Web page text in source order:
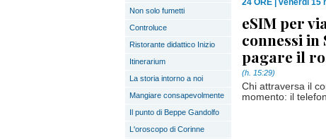
Non solo fumetti
Controluce
Ristorante didattico Inizio
Itinerarium
La storia intorno a noi
Mangiare consapevolmente
Il punto di Beppe Gandolfo
L'oroscopo di Corinne
24 ORE venerdì 15
eSIM per
connessi in
pagare il
(h. 15:29)
Chi attraversa il
momento: il